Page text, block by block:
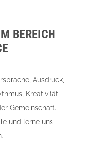
BEREICH
Ausdruck,
Kreativität
Gemeinschaft.
und lerne uns